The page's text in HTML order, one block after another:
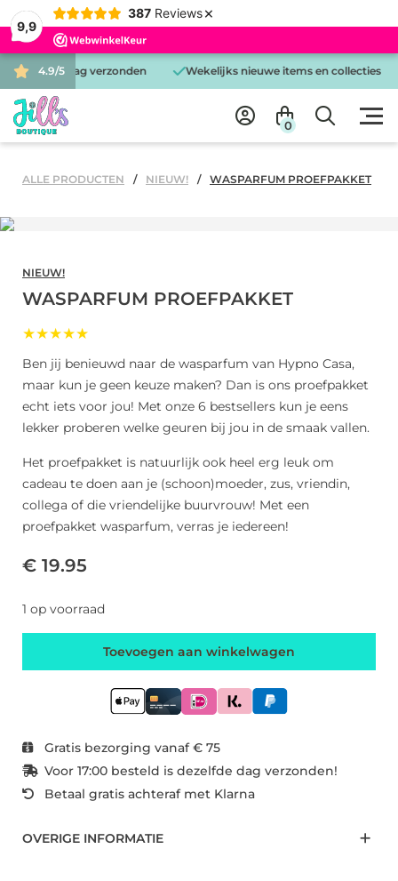
9,9
387 Reviews ×
4.9/5
dezelfde dag verzonden Wekelijks nieuwe items en collecties
0
ALLE PRODUCTEN NIEUW! WASPARFUM PROEFPAKKET
NIEUW!
WASPARFUM PROEFPAKKET
★★★★★
Ben jij benieuwd naar de wasparfum van Hypno Casa,
maar kun je geen keuze maken? Dan is ons proefpakket
echt iets voor jou! Met onze 6 bestsellers kun je eens
lekker proberen welke geuren bij jou in de smaak vallen.
Het proefpakket is natuurlijk ook heel erg leuk om
cadeau te doen aan je (schoon)moeder, zus, vriendin,
collega of die vriendelijke buurvrouw! Met een
proefpakket wasparfum, verras je iedereen!
€ 19.95
1 op voorraad
Toevoegen aan winkelwagen
Gratis bezorging vanaf € 75
Voor 17:00 besteld is dezelfde dag verzonden!
Betaal gratis achteraf met Klarna
OVERIGE INFORMATIE